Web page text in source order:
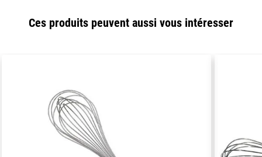
Ces produits peuvent aussi vous intéresser